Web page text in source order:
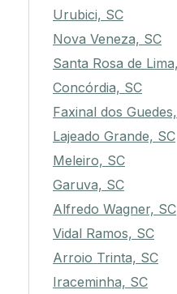
Urubici, SC
Nova Veneza, SC
Santa Rosa de
Concórdia, SC
Faxinal dos
Lajeado Grande, SC
Meleiro, SC
Garuva, SC
Alfredo Wagner, SC
Vidal Ramos, SC
Arroio Trinta, SC
Iraceminha, SC